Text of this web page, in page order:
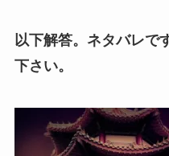
以下解答。ネタバレで
下さい。